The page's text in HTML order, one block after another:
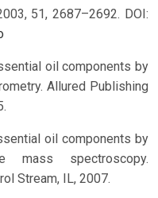
51, 2687–2692. DOI:
oil components by
Allured Publishing
oil components by
mass spectroscopy.
Stream, IL, 2007.